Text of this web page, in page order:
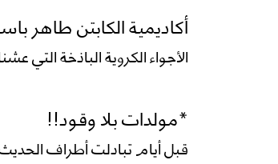
أكاديمية الكابتن طاهر
الأجواء الكروية الباذخة
*مولدات بلا وقود!!
قبل أيام تبادلت أطراف